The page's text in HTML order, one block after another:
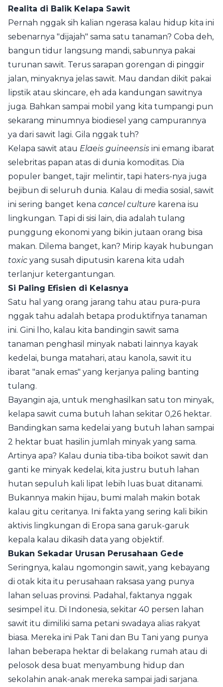
Realita di Balik Kelapa Sawit
Pernah nggak sih kalian ngerasa kalau hidup kita ini
sebenarnya "dijajah" sama satu tanaman? Coba deh,
bangun tidur langsung mandi, sabunnya pakai
turunan sawit. Terus sarapan gorengan di pinggir
jalan, minyaknya jelas sawit. Mau dandan dikit pakai
lipstik atau skincare, eh ada kandungan sawitnya
juga. Bahkan sampai mobil yang kita tumpangi pun
sekarang minumnya biodiesel yang campurannya
ya dari sawit lagi. Gila nggak tuh?
Kelapa sawit atau Elaeis guineensis ini emang ibarat
selebritas papan atas di dunia komoditas. Dia
populer banget, tajir melintir, tapi haters-nya juga
bejibun di seluruh dunia. Kalau di media sosial, sawit
ini sering banget kena cancel culture karena isu
lingkungan. Tapi di sisi lain, dia adalah tulang
punggung ekonomi yang bikin jutaan orang bisa
makan. Dilema banget, kan? Mirip kayak hubungan
toxic yang susah diputusin karena kita udah
terlanjur ketergantungan.
Si Paling Efisien di Kelasnya
Satu hal yang orang jarang tahu atau pura-pura
nggak tahu adalah betapa produktifnya tanaman
ini. Gini lho, kalau kita bandingin sawit sama
tanaman penghasil minyak nabati lainnya kayak
kedelai, bunga matahari, atau kanola, sawit itu
ibarat "anak emas" yang kerjanya paling banting
tulang.
Bayangin aja, untuk menghasilkan satu ton minyak,
kelapa sawit cuma butuh lahan sekitar 0,26 hektar.
Bandingkan sama kedelai yang butuh lahan sampai
2 hektar buat hasilin jumlah minyak yang sama.
Artinya apa? Kalau dunia tiba-tiba boikot sawit dan
ganti ke minyak kedelai, kita justru butuh lahan
hutan sepuluh kali lipat lebih luas buat ditanami.
Bukannya makin hijau, bumi malah makin botak
kalau gitu ceritanya. Ini fakta yang sering kali bikin
aktivis lingkungan di Eropa sana garuk-garuk
kepala kalau dikasih data yang objektif.
Bukan Sekadar Urusan Perusahaan Gede
Seringnya, kalau ngomongin sawit, yang kebayang
di otak kita itu perusahaan raksasa yang punya
lahan seluas provinsi. Padahal, faktanya nggak
sesimpel itu. Di Indonesia, sekitar 40 persen lahan
sawit itu dimiliki sama petani swadaya alias rakyat
biasa. Mereka ini Pak Tani dan Bu Tani yang punya
lahan beberapa hektar di belakang rumah atau di
pelosok desa buat menyambung hidup dan
sekolahin anak-anak mereka sampai jadi sarjana.